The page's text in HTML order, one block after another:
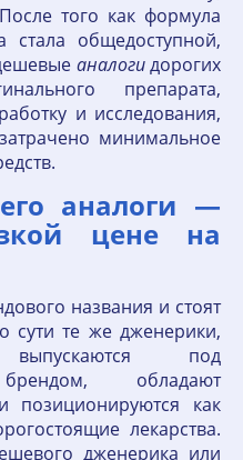
того как формула
стала общедоступной,
аналогидорогих
препарата,
и исследования,
минимальное
аналоги —
цене на
названия и стоят
те же дженерики,
под
брендом, обладают
позиционируются как
лекарства.
дженерика или